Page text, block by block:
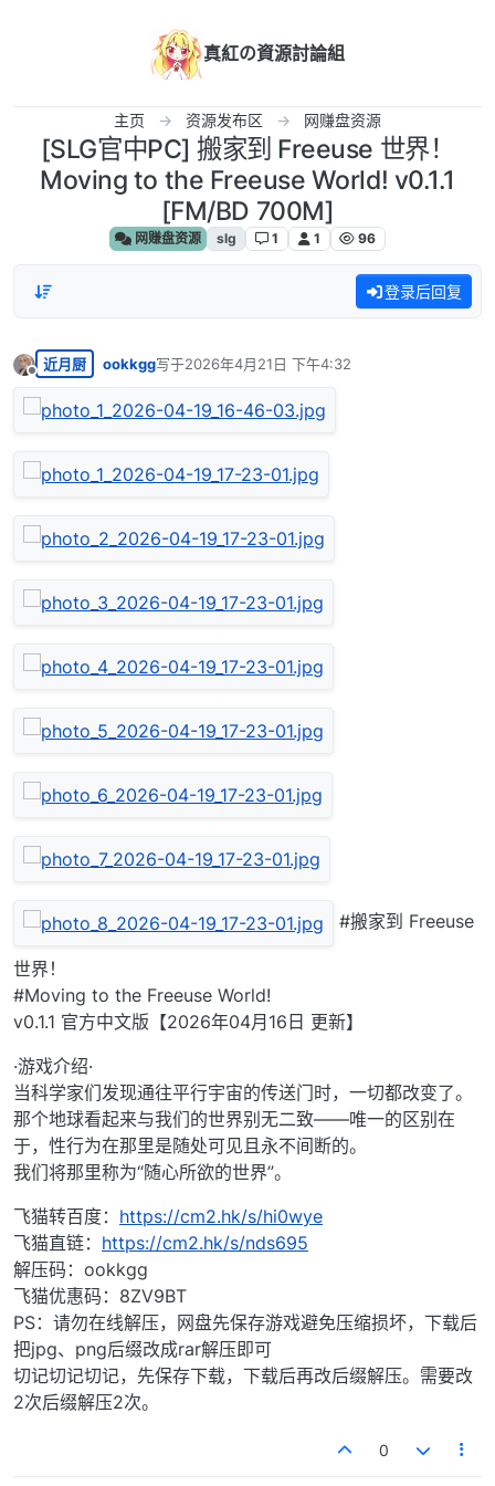
真紅の資源討論組
主页 资源发布区 网赚盘资源
[SLG官中PC] 搬家到 Freeuse 世界！
Moving to the Freeuse World! v0.1.1
[FM/BD 700M]
网赚盘资源 slg 1 1 96
登录后回复
离线
近月厨 ookkgg写于2026年4月21日 下午4:32
最后由 编辑
#搬家到 Freeuse
世界！
#Moving to the Freeuse World!
v0.1.1 官方中文版【2026年04月16日 更新】
·游戏介绍·
当科学家们发现通往平行宇宙的传送门时，一切都改变了。
那个地球看起来与我们的世界别无二致——唯一的区别在
于，性行为在那里是随处可见且永不间断的。
我们将那里称为“随心所欲的世界”。
飞猫转百度： https://cm2.hk/s/hi0wye
飞猫直链： https://cm2.hk/s/nds695
解压码：ookkgg
飞猫优惠码：8ZV9BT
PS：请勿在线解压，网盘先保存游戏避免压缩损坏，下载后
把jpg、png后缀改成rar解压即可
切记切记切记，先保存下载，下载后再改后缀解压。需要改
2次后缀解压2次。
0